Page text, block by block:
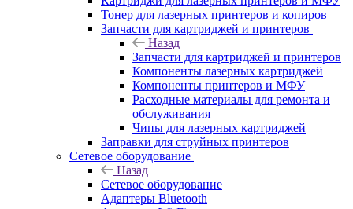
Тонер для лазерных принтеров и копиров
Запчасти для картриджей и принтеров
Назад
Запчасти для картриджей и принтеров
Компоненты лазерных картриджей
Компоненты принтеров и МФУ
Расходные материалы для ремонта и
обслуживания
Чипы для лазерных картриджей
Заправки для струйных принтеров
Сетевое оборудование
Назад
Сетевое оборудование
Адаптеры Bluetooth